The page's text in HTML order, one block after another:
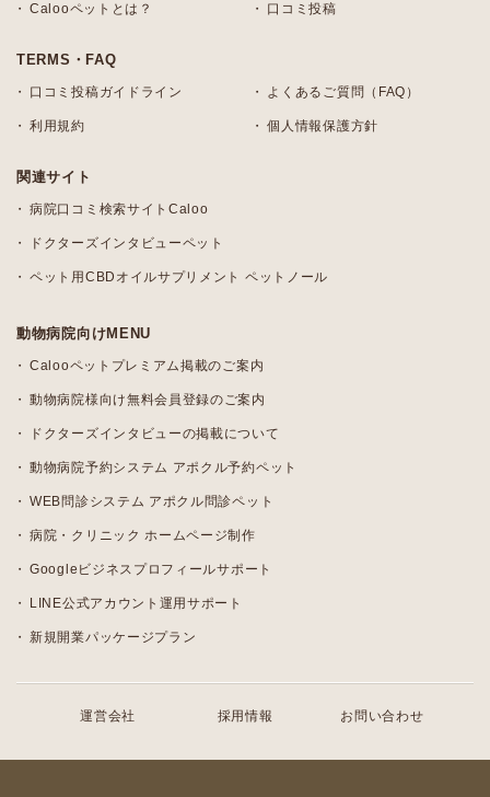
Calooペットとは？ 口コミ投稿
TERMS・FAQ
口コミ投稿ガイドライン よくあるご質問（FAQ）
利用規約 個人情報保護方針
関連サイト
病院口コミ検索サイトCaloo
ドクターズインタビューペット
ペット用CBDオイルサプリメント ペットノール
動物病院向けMENU
Calooペットプレミアム掲載のご案内
動物病院様向け無料会員登録のご案内
ドクターズインタビューの掲載について
動物病院予約システム アポクル予約ペット
WEB問診システム アポクル問診ペット
病院・クリニック ホームページ制作
Googleビジネスプロフィールサポート
LINE公式アカウント運用サポート
新規開業パッケージプラン
運営会社 採用情報 お問い合わせ